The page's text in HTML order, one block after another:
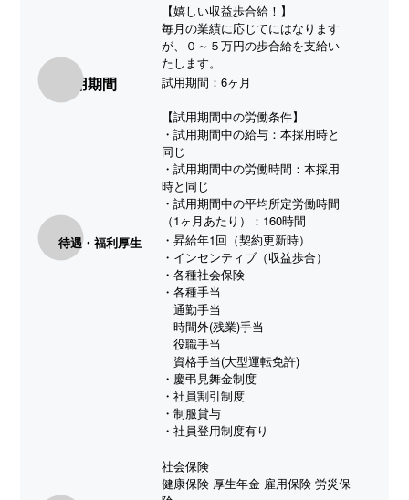
【嬉しい収益歩合給！】
毎月の業績に応じてにはなります
が、０～５万円の歩合給を支給い
たします。
試用期間
試用期間：6ヶ月
【試用期間中の労働条件】
・試用期間中の給与：本採用時と
同じ
・試用期間中の労働時間：本採用
時と同じ
・試用期間中の平均所定労働時間
（1ヶ月あたり）：160時間
待遇・福利厚生
・昇給年1回（契約更新時）
・インセンティブ（収益歩合）
・各種社会保険
・各種手当
通勤手当
時間外(残業)手当
役職手当
資格手当(大型運転免許)
・慶弔見舞金制度
・社員割引制度
・制服貸与
・社員登用制度有り
社会保険
健康保険 厚生年金 雇用保険 労災保